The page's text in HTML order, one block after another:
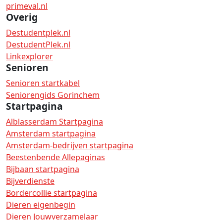
primeval.nl
Overig
Destudentplek.nl
DestudentPlek.nl
Linkexplorer
Senioren
Senioren startkabel
Seniorengids Gorinchem
Startpagina
Alblasserdam Startpagina
Amsterdam startpagina
Amsterdam-bedrijven startpagina
Beestenbende Allepaginas
Bijbaan startpagina
Bijverdienste
Bordercollie startpagina
Dieren eigenbegin
Dieren Jouwverzamelaar